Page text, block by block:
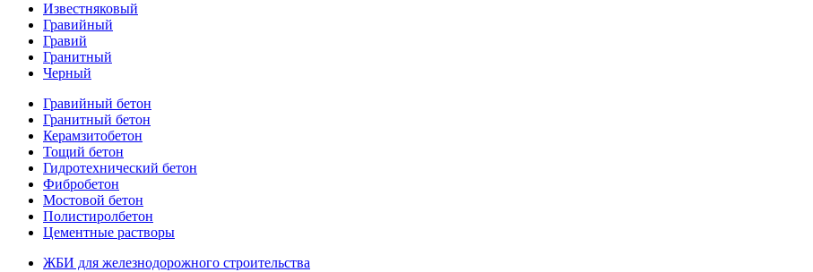
Известняковый
Гравийный
Гравий
Гранитный
Черный
Гравийный бетон
Гранитный бетон
Керамзитобетон
Тощий бетон
Гидротехнический бетон
Фибробетон
Мостовой бетон
Полистиролбетон
Цементные растворы
ЖБИ для железнодорожного строительства